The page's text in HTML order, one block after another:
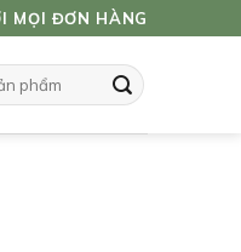
MỌI ĐƠN HÀNG